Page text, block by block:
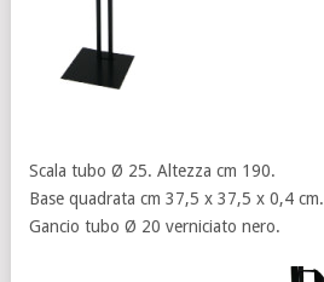
Scala tubo Ø 25. Altezza cm 190.
Base quadrata cm 37,5 x 37,5 x 0,4 cm.
Gancio tubo Ø 20 verniciato nero.